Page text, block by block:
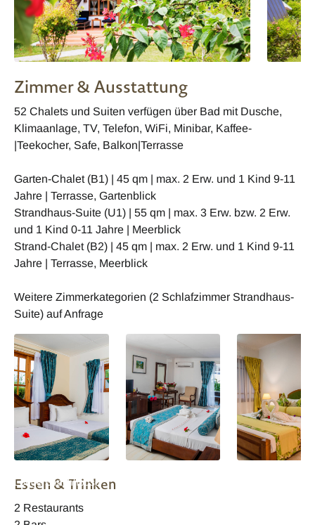
Zimmer & Ausstattung
52 Chalets und Suiten verfügen über Bad mit Dusche,
Klimaanlage, TV, Telefon, WiFi, Minibar, Kaffee-
|Teekocher, Safe, Balkon|Terrasse
Garten-Chalet (B1) | 45 qm | max. 2 Erw. und 1 Kind 9-11
Jahre | Terrasse, Gartenblick
Strandhaus-Suite (U1) | 55 qm | max. 3 Erw. bzw. 2 Erw.
und 1 Kind 0-11 Jahre | Meerblick
Strand-Chalet (B2) | 45 qm | max. 2 Erw. und 1 Kind 9-11
Jahre | Terrasse, Meerblick
Weitere Zimmerkategorien (2 Schlafzimmer Strandhaus-
Suite) auf Anfrage
Lodge Beachhouse
Essen & Trinken
2 Restaurants